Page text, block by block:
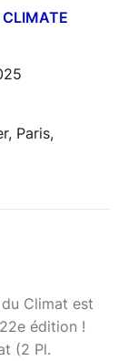
Paris,
Climat est
édition !
(2 Pl.